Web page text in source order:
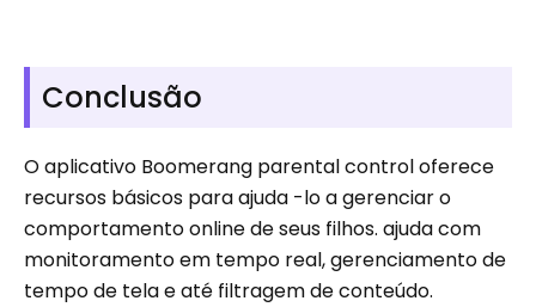
Conclusão
O aplicativo Boomerang parental control oferece
recursos básicos para ajuda -lo a gerenciar o
comportamento online de seus filhos. ajuda com
monitoramento em tempo real, gerenciamento de
tempo de tela e até filtragem de conteúdo.